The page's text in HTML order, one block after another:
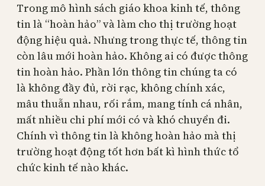
Trong mô hình sách giáo khoa kinh tế, thông
tin là “hoàn hảo” và làm cho thị trường hoạt
động hiệu quả. Nhưng trong thực tế, thông tin
còn lâu mới hoàn hảo. Không ai có được thông
tin hoàn hảo. Phần lớn thông tin chúng ta có
là không đầy đủ, rời rạc, không chính xác,
mâu thuẫn nhau, rối rắm, mang tính cá nhân,
mất nhiều chi phí mới có và khó chuyển đi.
Chính vì thông tin là không hoàn hảo mà thị
trường hoạt động tốt hơn bất kì hình thức tổ
chức kinh tế nào khác.